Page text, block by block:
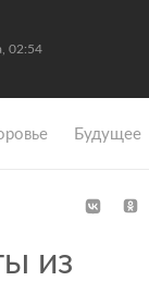
02:54
Будущее
из